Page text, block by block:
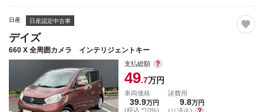
日産 日産認定中古車
デイズ
660 X 全周囲カメラ インテリジェントキー
支払総額
49.7万円
車両価格
39.9万円
(税込 *10%)
諸費用
9.8万円